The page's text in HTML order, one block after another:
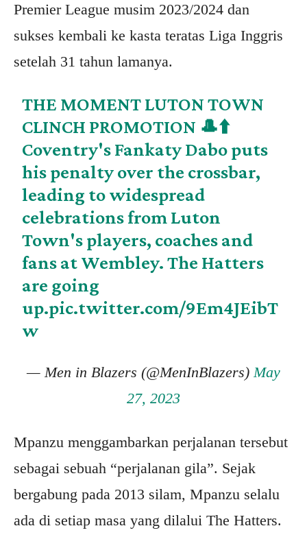
Premier League musim 2023/2024 dan
sukses kembali ke kasta teratas Liga Inggris
setelah 31 tahun lamanya.
THE MOMENT LUTON TOWN
CLINCH PROMOTION 🎩⬆️
Coventry's Fankaty Dabo puts
his penalty over the crossbar,
leading to widespread
celebrations from Luton
Town's players, coaches and
fans at Wembley. The Hatters
are going
up.pic.twitter.com/9Em4JEibT
w
— Men in Blazers (@MenInBlazers)May
27, 2023
Mpanzu menggambarkan perjalanan tersebut
sebagai sebuah “perjalanan gila”. Sejak
bergabung pada 2013 silam, Mpanzu selalu
ada di setiap masa yang dilalui The Hatters.